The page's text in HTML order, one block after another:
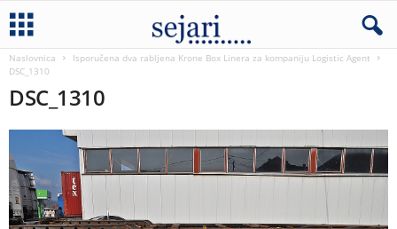
Naslovnica
Isporučena dva rabljena Krone Box Linera za kompaniju Logistic Agent
DSC_1310
DSC_1310